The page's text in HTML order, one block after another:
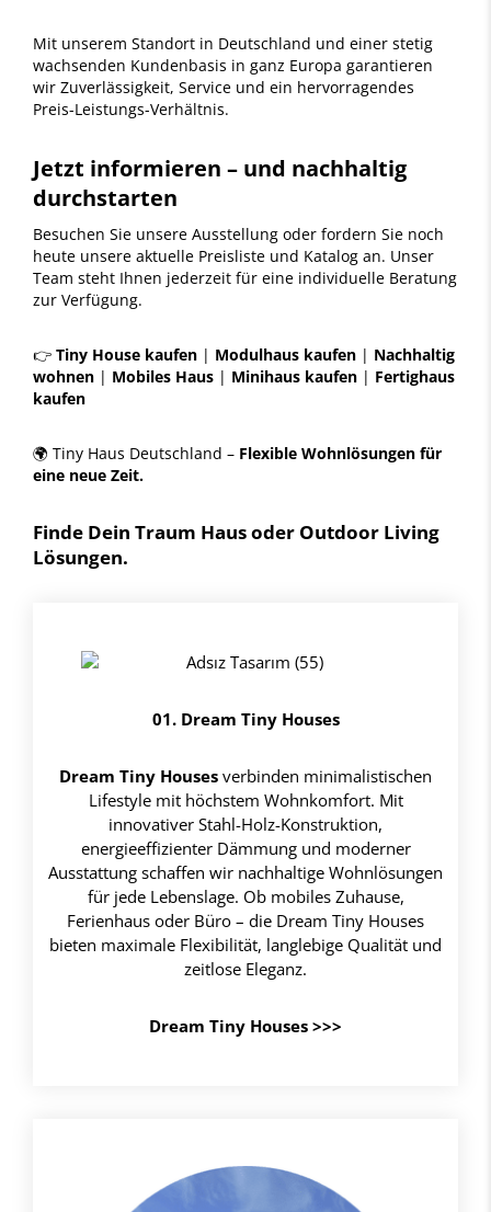
Mit unserem Standort in Deutschland und einer stetig
wachsenden Kundenbasis in ganz Europa garantieren
wir Zuverlässigkeit, Service und ein hervorragendes
Preis-Leistungs-Verhältnis.
Jetzt informieren – und nachhaltig
durchstarten
Besuchen Sie unsere Ausstellung oder fordern Sie noch
heute unsere aktuelle Preisliste und Katalog an. Unser
Team steht Ihnen jederzeit für eine individuelle Beratung
zur Verfügung.
👉 Tiny House kaufen | Modulhaus kaufen | Nachhaltig
wohnen | Mobiles Haus | Minihaus kaufen | Fertighaus
kaufen
🌍 Tiny Haus Deutschland – Flexible Wohnlösungen für
eine neue Zeit.
Finde Dein Traum Haus oder Outdoor Living
Lösungen.
01. Dream Tiny Houses
Dream Tiny Housesverbinden minimalistischen
Lifestyle mit höchstem Wohnkomfort. Mit
innovativer Stahl-Holz-Konstruktion,
energieeffizienter Dämmung und moderner
Ausstattung schaffen wir nachhaltige Wohnlösungen
für jede Lebenslage. Ob mobiles Zuhause,
Ferienhaus oder Büro – die Dream Tiny Houses
bieten maximale Flexibilität, langlebige Qualität und
zeitlose Eleganz.
Dream Tiny Houses >>>